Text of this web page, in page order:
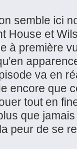
semble ici
House et
à première
va en
encore que
tout en
que
peur de se